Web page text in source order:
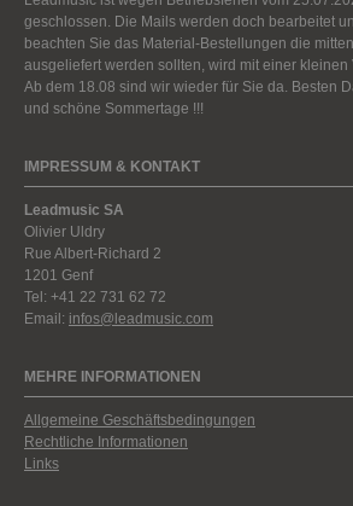
geschlossen. Die Mails werden doch bearbeitet
beachten Sie das Material-Bestellungen die
ausgeliefert werden sollten, wird mit einer kleinen
Ab dem 18.08 sind wir wieder für Sie da. Besten
und schöne Sommertage !!!
IMPRESSUM & KONTAKT
Leadmusic SA
Olivier Uldry
Rue Albert-Richard 2
1201 Genf
Tel: +41 22 731 62 72
Email: infos@leadmusic.com
MEHRE INFORMATIONEN
Allgemeine Geschäftsbedingungen
Rechtliche Informationen
Links